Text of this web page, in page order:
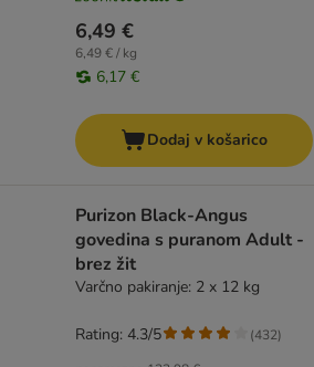
6,49 €
6,49 € / kg
6,17 €
Dodaj v košarico
Purizon Black-Angus
govedina s puranom Adult -
brez žit
Varčno pakiranje: 2 x 12 kg
Rating: 4.3/5 (432)